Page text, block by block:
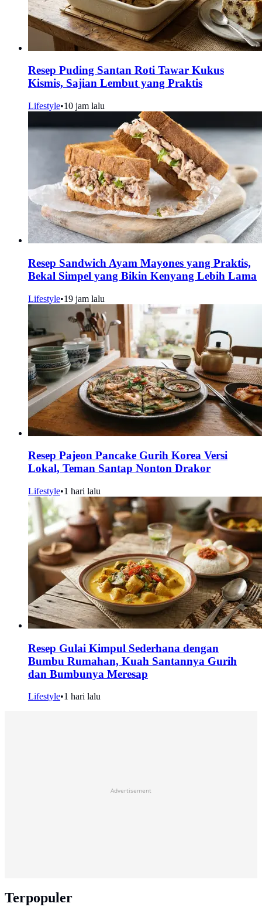
Resep Puding Santan Roti Tawar Kukus
Kismis, Sajian Lembut yang Praktis
Lifestyle•10 jam lalu
Resep Sandwich Ayam Mayones yang Praktis,
Bekal Simpel yang Bikin Kenyang Lebih Lama
Lifestyle•19 jam lalu
Resep Pajeon Pancake Gurih Korea Versi
Lokal, Teman Santap Nonton Drakor
Lifestyle•1 hari lalu
Resep Gulai Kimpul Sederhana dengan
Bumbu Rumahan, Kuah Santannya Gurih
dan Bumbunya Meresap
Lifestyle•1 hari lalu
Advertisement
Terpopuler